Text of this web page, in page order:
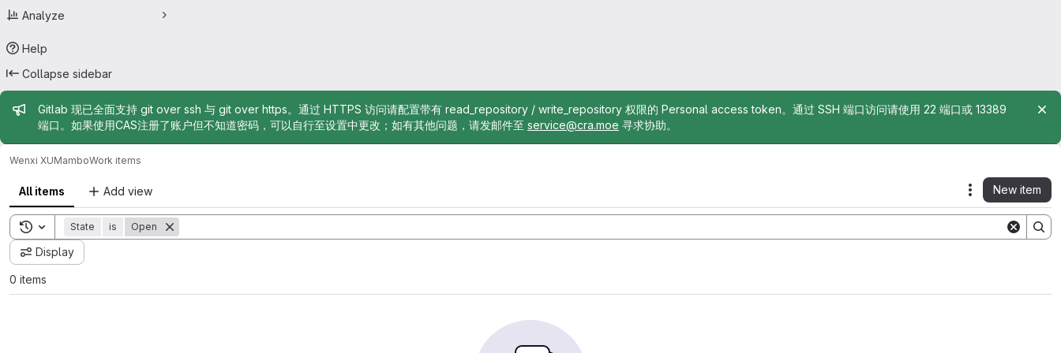
Analyze
Help
Collapse sidebar
Admin message
Gitlab 现已全面支持 git over ssh 与 git over https。通过 HTTPS 访问请配置带有 read_repository / write_repository 权限的 Personal access token。通过 SSH 端口访问请使用 22 端口或 13389
端口。如果使用CAS注册了账户但不知道密码，可以自行至设置中更改；如有其他问题，请发邮件至 service@cra.moe 寻求协助。
Wenxi XUMamboWork items
All items Add view Actions
New item
Toggle search history
State is Open
Display
0 items